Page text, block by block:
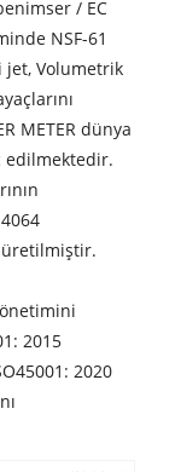
/ EC
NSF-61
jet, Volumetrik
METER dünya
edilmektedir.
üretilmiştir.
2015
2020